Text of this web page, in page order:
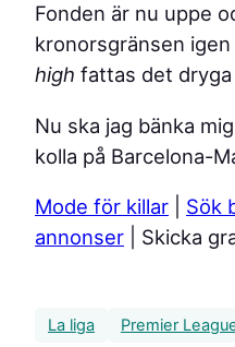
Fonden är nu uppe
kronorsgränsen
high fattas det
Nu ska jag bänka
kolla på Barcelona-
Mode för killar
Sök
annonser
| Skicka
La liga Premier